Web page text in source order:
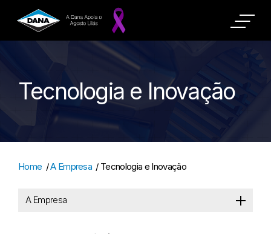
Tecnologia e Inovação
Home /A Empresa / Tecnologia e Inovação
A Empresa